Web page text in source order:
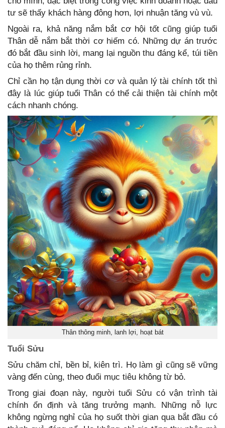
tư sẽ thấy khách hàng đông hơn, lợi nhuận tăng vù vù.
Ngoài ra, khả năng nắm bắt cơ hội tốt cũng giúp tuổi
Thân dễ nắm bắt thời cơ hiếm có. Những dự án trước
đó bắt đầu sinh lời, mang lại nguồn thu đáng kể, túi tiền
của họ thêm rủng rỉnh.
Chỉ cần họ tận dụng thời cơ và quản lý tài chính tốt thì
đây là lúc giúp tuổi Thân có thể cải thiện tài chính một
cách nhanh chóng.
Thân thông minh, lanh lợi, hoạt bát
Tuổi Sửu
Sửu chăm chỉ, bền bỉ, kiên trì. Họ làm gì cũng sẽ vững
vàng đến cùng, theo đuổi mục tiêu không từ bỏ.
Trong giai đoạn này, người tuổi Sửu có vận trình tài
chính ổn định và tăng trưởng mạnh. Những nỗ lực
không ngừng nghỉ của họ suốt thời gian qua bắt đầu có